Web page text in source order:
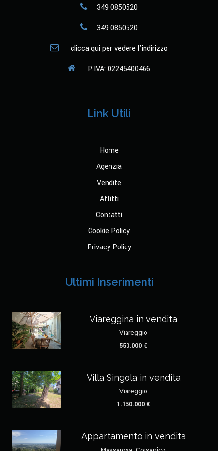
349 0850520
349 0850520
clicca qui per vedere l'indirizzo
P.IVA: 02245400466
Link Utili
Home
Agenzia
Vendite
Affitti
Contatti
Cookie Policy
Privacy Policy
Ultimi Inserimenti
Viareggina in vendita
Viareggio
550.000 €
Villa Singola in vendita
Viareggio
1.150.000 €
Appartamento in vendita